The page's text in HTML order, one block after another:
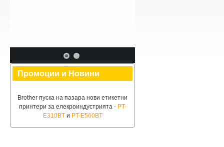
Промоции и Новини
Brother пуска на пазара нови етикетни
принтери за елекроиндустрията - PT-
E310BT и PT-E560BT